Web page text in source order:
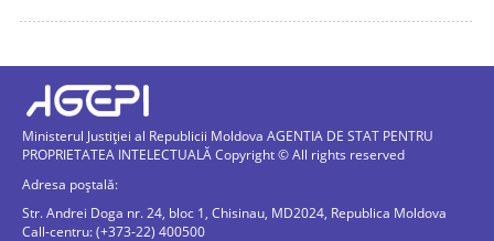
Ministerul Justiției al Republicii Moldova AGENTIA DE STAT PENTRU
PROPRIETATEA INTELECTUALĂ Copyright © All rights reserved
Adresa poștală:
Str. Andrei Doga nr. 24, bloc 1, Chisinau, MD2024, Republica Moldova
Call-centru: (+373-22) 400500